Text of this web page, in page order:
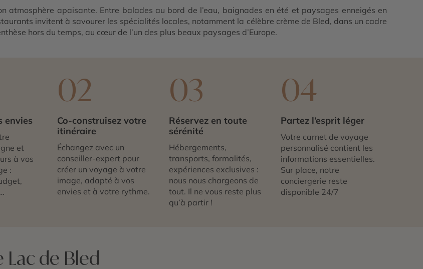
atmosphère apaisante. Entre balades au bord de l’eau, baignades en été et paysages enneigés en
invitent à savourer les spécialités locales, notamment la célèbre crème de Bled, dans un cadre
hors du temps, au cœur de l’un des plus beaux paysages d’Europe.
envies
et
à vos
:
02
Co-construisez votre
itinéraire
Échangez avec un
conseiller-expert pour
créer un voyage à votre
image, adapté à vos
envies et à votre rythme.
03
Réservez en toute
sérénité
Hébergements,
transports, formalités,
expériences exclusives :
nous nous chargeons de
tout. Il ne vous reste plus
qu’à partir !
04
Partez l’esprit léger
Votre carnet de voyage
personnalisé contient les
informations essentielles.
Sur place, notre
conciergerie reste
disponible 24/7
de Bled